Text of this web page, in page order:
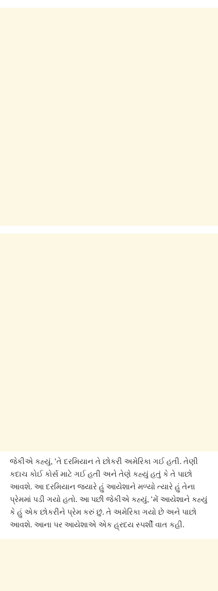
જેકીએ કહ્યું, ‘તે દરમિયાન તે છોકરી અમેરિકા ગઈ હતી. તેણી
કદાચ કોઈ કોર્સ માટે ગઈ હતી અને તેણે કહ્યું હતું કે તે પાછો
આવશે. આ દરમિયાન જ્યારે હું આયેશાને મળ્યો ત્યારે હું તેના
પ્રેમમાં પડી ગયો હતો. આ પછી જેકીએ કહ્યું, ‘મેં આયેશાને કહ્યું
કે હું એક છોકરીને પ્રેમ કરું છું. તે અમેરિકા ગયો છે અને પાછો
આવશે. આના પર આયેશાએ એક હ્રદય સ્પર્શી વાત કહી.